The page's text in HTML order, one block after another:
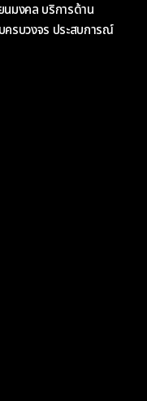
นมงคล บริการด้าน
รบวงจร ประสบการณ์